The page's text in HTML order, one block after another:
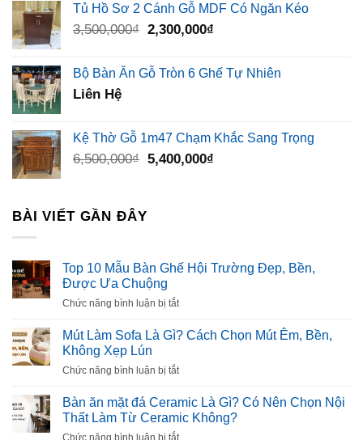
Tủ Hồ Sơ 2 Cánh Gỗ MDF Có Ngăn Kéo
3,500,000₫ Giá
là:
3,500,000₫.
2,300,000₫
tại
là:
Bộ Bàn Ăn Gỗ Tròn 6 Ghế Tự Nhiên
Liên Hệ
Kệ Thờ Gỗ 1m47 Chạm Khắc Sang Trọng
6,500,000₫ Giá
5,400,000₫
BÀI VIẾT GẦN ĐÂY
Top 10 Mẫu Bàn Ghế Hội Trường Đẹp, Bền,
Được Ưa Chuộng
Chức năng bình luận bị tắtở
10
Ghế
Trường
Đẹp,
Bền,
Mút Làm Sofa Là Gì? Cách Chọn Mút Êm, Bền,
Không Xẹp Lún
Chức năng bình luận bị tắtở
Làm
Sofa
Bàn ăn mặt đá Ceramic Là Gì? Có Nên Chọn Nội
Thất Làm Từ Ceramic Không?
Chức năng bình luận bị tắtở